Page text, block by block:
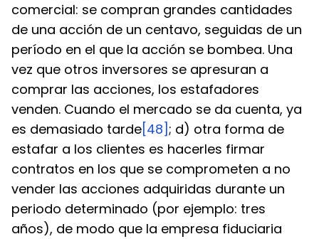
comercial: se compran grandes cantidades
de una acción de un centavo, seguidas de un
período en el que la acción se bombea. Una
vez que otros inversores se apresuran a
comprar las acciones, los estafadores
venden. Cuando el mercado se da cuenta, ya
es demasiado tarde[48]; d) otra forma de
estafar a los clientes es hacerles firmar
contratos en los que se comprometen a no
vender las acciones adquiridas durante un
periodo determinado (por ejemplo: tres
años), de modo que la empresa fiduciaria